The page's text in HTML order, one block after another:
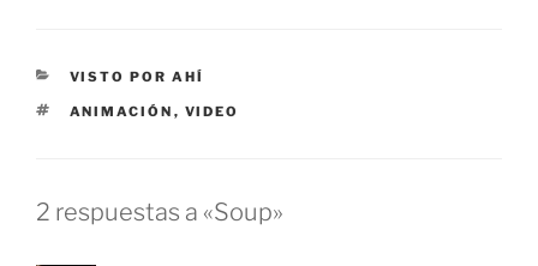
CATEGORÍAS
VISTO POR AHÍ
ETIQUETAS
ANIMACIÓN , VIDEO
2 respuestas a «Soup»